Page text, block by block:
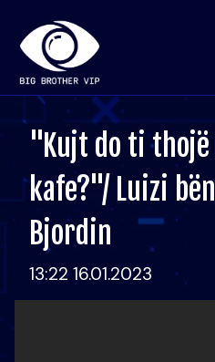
"Kujt do ti thojë
kafe?"/ Luizi
Bjordin
13:22 16.01.2023